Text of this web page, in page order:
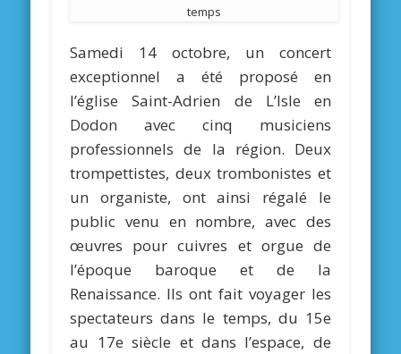
temps
Samedi 14 octobre, un concert
exceptionnel a été proposé en
l’église Saint-Adrien de L’Isle en
Dodon avec cinq musiciens
professionnels de la région. Deux
trompettistes, deux trombonistes et
un organiste, ont ainsi régalé le
public venu en nombre, avec des
œuvres pour cuivres et orgue de
l’époque baroque et de la
Renaissance. Ils ont fait voyager les
spectateurs dans le temps, du 15e
au 17e siècle et dans l’espace, de